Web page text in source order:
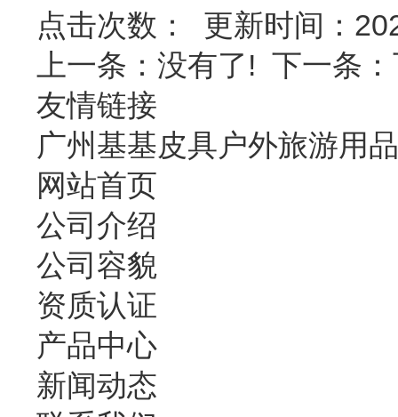
点击次数：
更新时间：
上一条： 没有了! 下一条：
友情链接
广州基基皮具户外旅游用品
网站首页
公司介绍
公司容貌
资质认证
产品中心
新闻动态